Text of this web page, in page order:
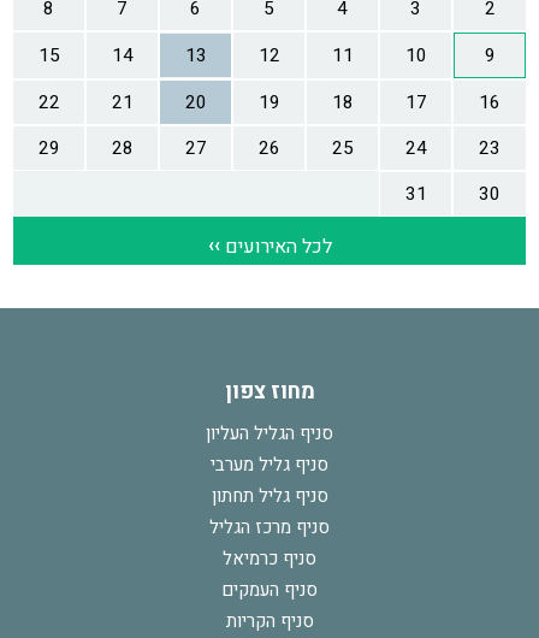
מחוז צפון
סניף הגליל העליון
סניף גליל מערבי
סניף גליל תחתון
סניף מרכז הגליל
סניף כרמיאל
סניף העמקים
סניף הקריות